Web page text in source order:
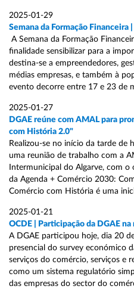
2025-01-29
Semana da Formação Financeira
A Semana da Formação
finalidade sensibilizar para a
destina-se a empreendedores,
médias empresas, e também à
evento decorre entre 17 e 23 de
2025-01-27
DGAE reúne com AMAL para
com História 2.0"
Realizou-se no início da tarde de
uma reunião de trabalho com a
Intermunicipal do Algarve, com
da Agenda + Comércio 2030:
Comércio com História é uma
2025-01-21
OCDE | Participação da DGAE
A DGAE participou hoje, dia 20
presencial do survey económico
serviços do comércio, serviços e
como um sistema regulatório
das empresas do sector do